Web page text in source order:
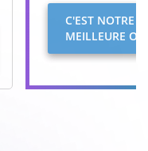
C'EST NOTRE
MEILLEURE